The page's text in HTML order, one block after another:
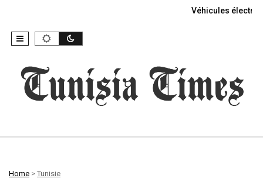
Véhicules
Home > Tunisie